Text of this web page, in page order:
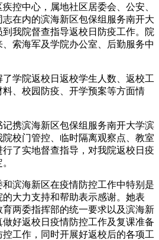
控中心，属地社区居委会、公安、
在内的滨海新区包保组服务南开大
我院督查指导返校日防疫工作。院
索海军及学院办公室、后勤服务中
院返校日返校学生人数、返校工
、校园防疫、开学预案等方面情
携滨海新区包保组服务南开大学滨
校门管控、临时隔离观察点、教室
了实地督查指导，对我院返校日疫
海新区在疫情防控工作中特别是
大力支持和帮助表示感谢。她表
两委指挥部的统一要求以及滨海新
好返校日疫情防控工作及复课准备
工作，同时开展好返校后的各项工